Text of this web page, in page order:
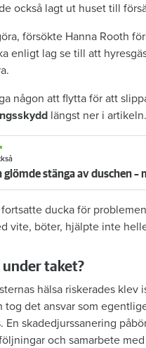
också lagt ut huset till
försökte Hanna Rooth
enligt lag se till att
någon att flytta för att
längst ner i artikeln.
ducka för
vite, böter, hjälpte inte
under taket?
hälsa riskerades klev
tog det ansvar som
En skadedjurssanering
och samarbete